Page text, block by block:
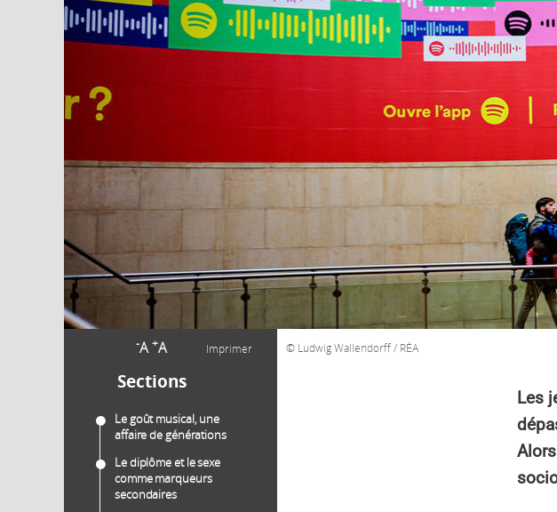
-A +A Imprimer
Sections
Le goût musical, une
affaire de générations
Le diplôme et le sexe
comme marqueurs
secondaires
Ludwig Wallendorff / RÉA
Les